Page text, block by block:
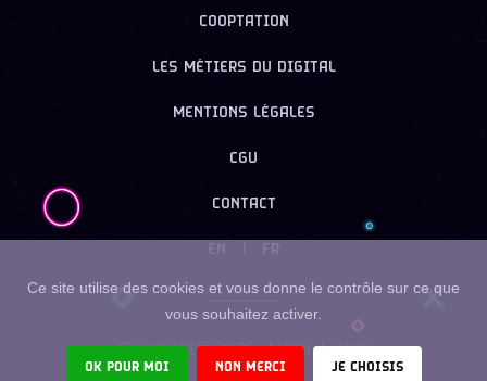
COOPTATION
LES MÉTIERS DU DIGITAL
MENTIONS LÉGALES
CGU
CONTACT
FR
Copyright ©2026- Urban Linker
Ce site utilise des cookies et vous donne le contrôle sur ce que
vous souhaitez activer.
OK POUR MOI NON MERCI JE CHOISIS